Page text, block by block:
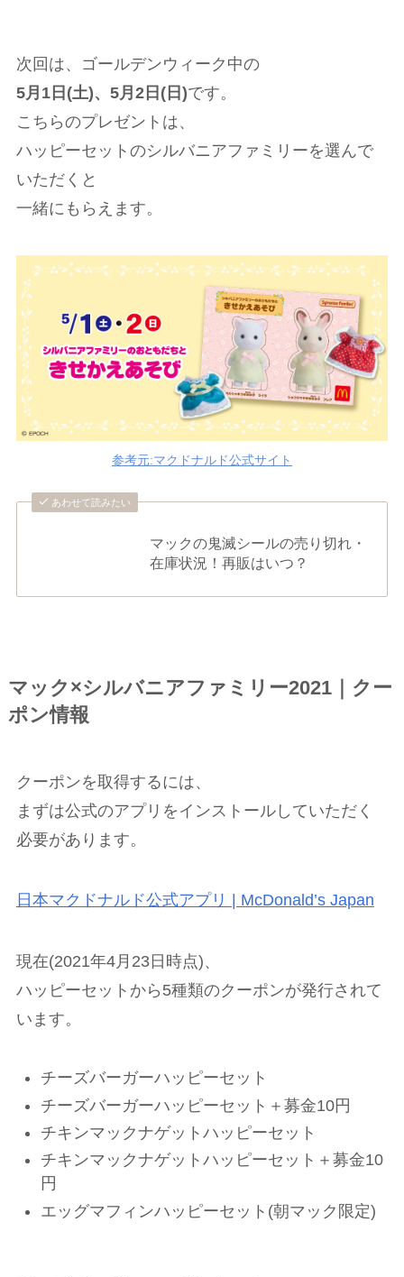
次回は、ゴールデンウィーク中の
5月1日(土)、5月2日(日)です。
こちらのプレゼントは、
ハッピーセットのシルバニアファミリーを選んで
いただくと
一緒にもらえます。
参考元:マクドナルド公式サイト
あわせて読みたい
マックの鬼滅シールの売り切れ・
在庫状況！再販はいつ？
マック×シルバニアファミリー2021｜クー
ポン情報
クーポンを取得するには、
まずは公式のアプリをインストールしていただく
必要があります。
日本マクドナルド公式アプリ | McDonald’s Japan
現在(2021年4月23日時点)、
ハッピーセットから5種類のクーポンが発行されて
います。
チーズバーガーハッピーセット
チーズバーガーハッピーセット＋募金10円
チキンマックナゲットハッピーセット
チキンマックナゲットハッピーセット＋募金10
円
エッグマフィンハッピーセット(朝マック限定)